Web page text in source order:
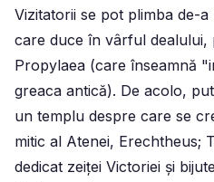
Vizitatorii se pot plimba de-
care duce în vârful
Propylaea (care înseamnă
greaca antică). De acolo,
un templu despre care se
mitic al Atenei, Erechtheus;
dedicat zeiței Victoriei și